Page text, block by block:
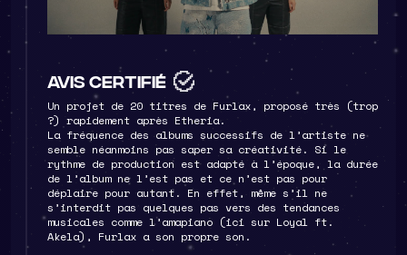
Avis certifié
Un projet de 20 titres de Furlax, proposé très (trop
?) rapidement après Etheria.
La fréquence des albums successifs de l’artiste ne
semble néanmoins pas saper sa créativité. Si le
rythme de production est adapté à l’époque, la durée
de l’album ne l’est pas et ce n’est pas pour
déplaire pour autant. En effet, même s’il ne
s’interdit pas quelques pas vers des tendances
musicales comme l’amapiano (ici sur Loyal ft.
Akela), Furlax a son propre son.
Commentaires
Aucun commentaire pour cette publication.
LAISSE TON COMMENTAIRE